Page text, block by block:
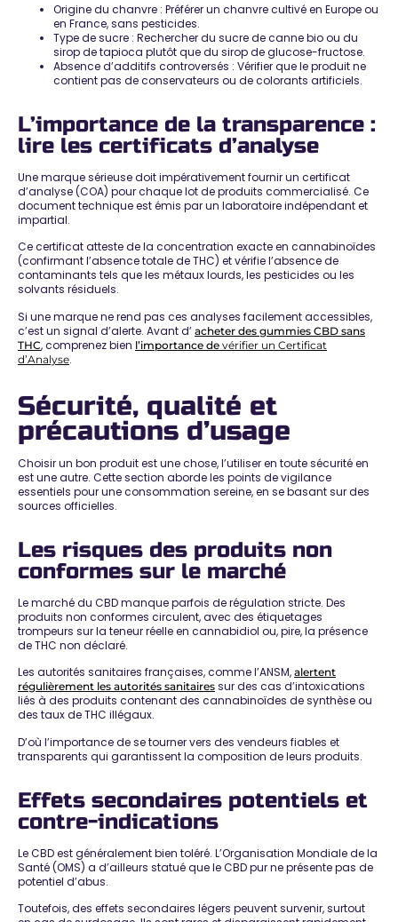
Origine du chanvre : Préférer un chanvre cultivé en Europe ou
en France, sans pesticides.
Type de sucre : Rechercher du sucre de canne bio ou du
sirop de tapioca plutôt que du sirop de glucose-fructose.
Absence d’additifs controversés : Vérifier que le produit ne
contient pas de conservateurs ou de colorants artificiels.
L’importance de la transparence :
lire les certificats d’analyse
Une marque sérieuse doit impérativement fournir un certificat
d’analyse (COA) pour chaque lot de produits commercialisé. Ce
document technique est émis par un laboratoire indépendant et
impartial.
Ce certificat atteste de la concentration exacte en cannabinoïdes
(confirmant l’absence totale de THC) et vérifie l’absence de
contaminants tels que les métaux lourds, les pesticides ou les
solvants résiduels.
Si une marque ne rend pas ces analyses facilement accessibles,
c’est un signal d’alerte. Avant d’ acheter des gummies CBD sans
THC, comprenez bien l’importance de vérifier un Certificat
d’Analyse.
Sécurité, qualité et
précautions d’usage
Choisir un bon produit est une chose, l’utiliser en toute sécurité en
est une autre. Cette section aborde les points de vigilance
essentiels pour une consommation sereine, en se basant sur des
sources officielles.
Les risques des produits non
conformes sur le marché
Le marché du CBD manque parfois de régulation stricte. Des
produits non conformes circulent, avec des étiquetages
trompeurs sur la teneur réelle en cannabidiol ou, pire, la présence
de THC non déclaré.
Les autorités sanitaires françaises, comme l’ANSM, alertent
régulièrement les autorités sanitaires sur des cas d’intoxications
liés à des produits contenant des cannabinoïdes de synthèse ou
des taux de THC illégaux.
D’où l’importance de se tourner vers des vendeurs fiables et
transparents qui garantissent la composition de leurs produits.
Effets secondaires potentiels et
contre-indications
Le CBD est généralement bien toléré. L’Organisation Mondiale de la
Santé (OMS) a d’ailleurs statué quele CBD pur ne présente pas de
potentiel d’abus.
Toutefois, des effets secondaires légers peuvent survenir, surtout